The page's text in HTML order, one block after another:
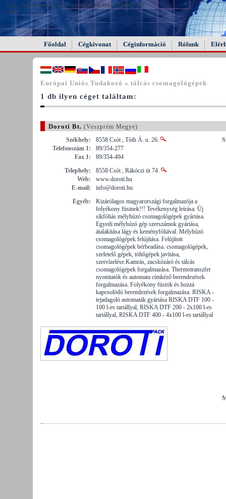
FAIL (the browser should render some flash content, not
this).
Főoldal Cégkivonat Céginformáció Rólunk
Európai Uniós Tudakozó « tálcás csomagológépek
1 db ilyen céget találtam:
Doroti Bt. (Veszprém Megye)
Székhely:
8558 Csót , Tóth Á. u. 26.
Telefonszám 1:
89/354-277
Fax 1:
89/354-494
Telephely:
8558 Csót , Rákóczi út 74.
Web:
www.doroti.hu
E-mail:
info@doroti.hu
Egyéb:
Kizárólagos magyarországi forgalmazója a
folyékony füstnek!!! Tevékenység leírása: Új
síkfóliás mélyhúzó csomagológépek gyártása.
Egyedi mélyhúzó gép szerszámok gyártása,
átalakítása lágy és keményfóliával. Mélyhúzó
csomagológépek felújítása. Felújított
csomagológépek bérbeadása. csomagológépek,
szeletelő gépek, töltőgépek javítása,
szervízelése.Kamrás, zacskózáró és tálcás
csomagológépek forgalmazása. Thermotranszfer
nyomtatók és automata címkéző berendezések
forgalmazása. Folyékony füstök és hozzá
kapcsolódó berendezések forgalmazása. RISKA -
tejadagoló automaták gyártása RISKA DTF 100 -
100 l-es tartállyal, RISKA DTF 200 - 2x100 l-es
tartállyal, RISKA DTF 400 - 4x100 l-es tartállyal